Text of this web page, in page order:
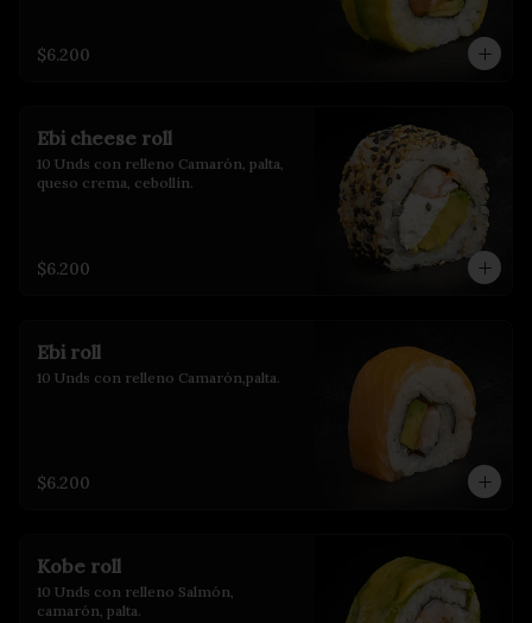
$6.200
Ebi cheese roll
10 Unds con relleno Camarón, palta,
queso crema, cebollín.
$6.200
Ebi roll
10 Unds con relleno Camarón,palta.
$6.200
Kobe roll
10 Unds con relleno Salmón,
camarón, palta.